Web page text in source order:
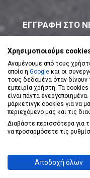
ΕΓΓΡΑΦΗ ΣΤΟ
Αποδέχομαι
Powered byeShopKey
Χρησιμοποιούμε
Αναμένουμε από τους
οποίο η Google και οι
τους δεδομένα όταν
εμπειρία χρήστη. Τα
είναι πάντα
μάρκετινγκ cookies για να
περιεχόμενο μας και τις
Διαβάστε περισσότερα για
να προσαρμόσετε τις
Αποδοχή όλων